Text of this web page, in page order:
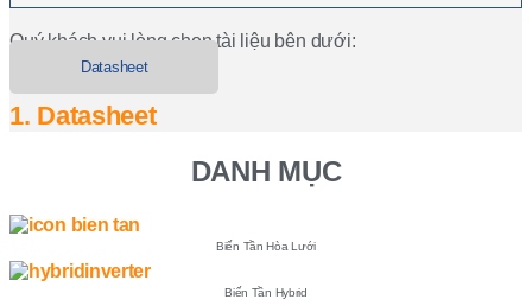
Quý khách vui lòng chọn tài liệu bên dưới:
Datasheet
1. Datasheet
DANH MỤC
Biến Tần Hòa Lưới
Biến Tần Hybrid